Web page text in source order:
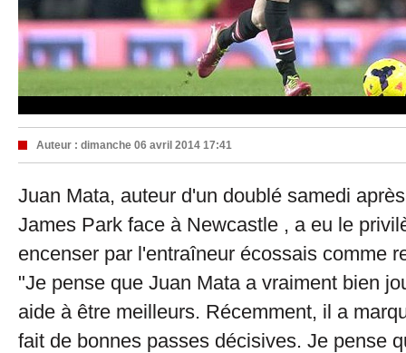
Auteur : dimanche 06 avril 2014 17:41
Juan Mata, auteur d'un doublé samedi
James Park face à Newcastle , a eu le
encenser par l'entraîneur écossais comme
"Je pense que Juan Mata a vraiment bien
aide à être meilleurs. Récemment, il a
fait de bonnes passes décisives. Je pense